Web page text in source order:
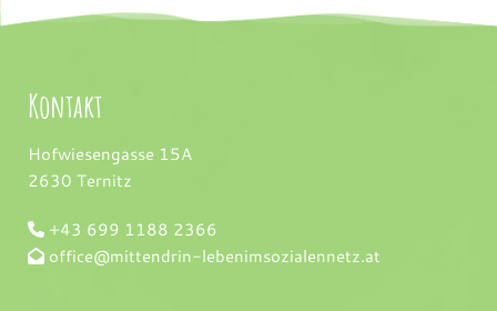
Kontakt
Hofwiesengasse 15A
2630 Ternitz
 +43 699 1188 2366
 office@mittendrin-lebenimsozialennetz.at